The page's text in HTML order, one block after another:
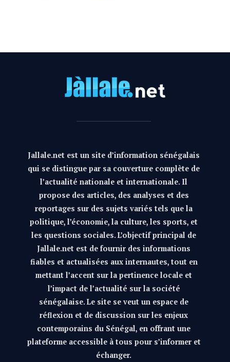
Jallale.net est un site d’information sénégalais
qui se distingue par sa couverture complète de
l’actualité nationale et internationale. Il
propose des articles, des analyses et des
reportages sur des sujets variés tels que la
politique, l’économie, la culture, les sports, et
les questions sociales. L’objectif principal de
Jallale.net est de fournir des informations
fiables et actualisées aux internautes, tout en
mettant l’accent sur la pertinence locale et
l’impact de l’actualité sur la société
sénégalaise. Le site se veut un espace de
réflexion et de discussion sur les enjeux
contemporains du Sénégal, en offrant une
plateforme accessible à tous pour s’informer et
échanger.